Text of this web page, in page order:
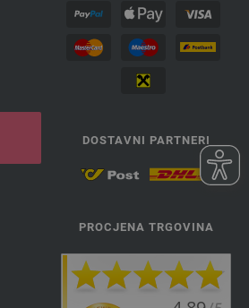
DOSTAVNI PARTNERI
PROCJENA TRGOVINA